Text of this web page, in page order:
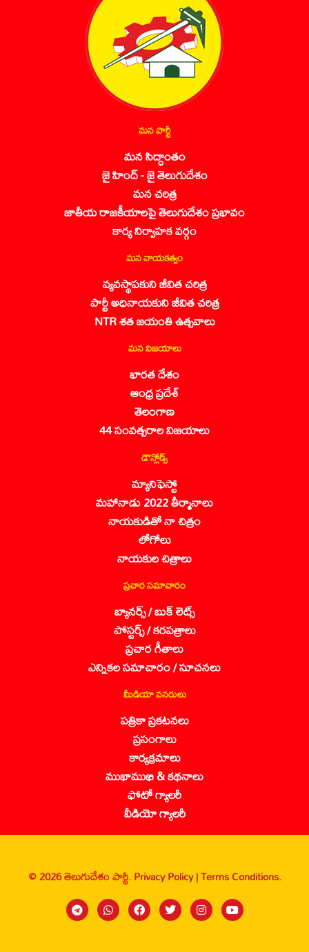
మన పార్టీ
మన సిద్ధాంతం
జై హింద్ - జై తెలుగుదేశం
మన చరిత్ర
జాతీయ రాజకీయాలపై తెలుగుదేశం ప్రభావం
కార్య నిర్వాహక వర్గం
మన నాయకత్వం
వ్యవస్థాపకుని జీవిత చరిత్ర
పార్టీ అధినాయకుని జీవిత చరిత్ర
NTR శత జయంతి ఉత్సవాలు
మన విజయాలు
భారత దేశం
ఆంధ్ర ప్రదేశ్
తెలంగాణ
44 సంవత్సరాల విజయాలు
డౌన్లోడ్స్
మ్యానిఫెస్టో
మహానాడు 2022 తీర్మానాలు
నాయకుడితో నా చిత్రం
లోగోలు
నాయకుల చిత్రాలు
ప్రచార సమాచారం
బ్యానర్స్ / బుక్ లెట్స్
పోస్టర్స్ / కరపత్రాలు
ప్రచార గీతాలు
ఎన్నికల సమాచారం / సూచనలు
మీడియా వనరులు
పత్రికా ప్రకటనలు
ప్రసంగాలు
కార్యక్రమాలు
ముఖాముఖి & కథనాలు
ఫోటో గ్యాలరీ
వీడియో గ్యాలరీ
© 2026 తెలుగుదేశం పార్టీ.Privacy Policy |Terms Conditions.